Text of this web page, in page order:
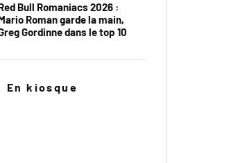
Bull Romaniacs 2026 :
Roman garde la main,
Gordinne dans le top 10
En kiosque